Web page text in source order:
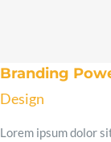
Branding
Design
Lorem ipsum dolor